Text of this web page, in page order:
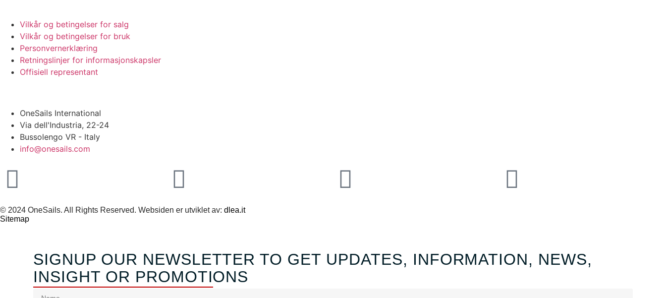
Vilkår og betingelser for salg
Vilkår og betingelser for bruk
Personvernerklæring
Retningslinjer for informasjonskapsler
Offisiell representant
OneSails International
Via dell'Industria, 22-24
Bussolengo VR - Italy
info@onesails.com
© 2024 OneSails. All Rights Reserved. Websiden er utviklet av: dlea.it
Sitemap
SIGNUP OUR NEWSLETTER TO GET UPDATES, INFORMATION, NEWS,
INSIGHT OR PROMOTIONS